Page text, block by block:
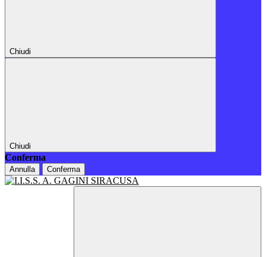
Chiudi
Chiudi
Conferma
Annulla Conferma